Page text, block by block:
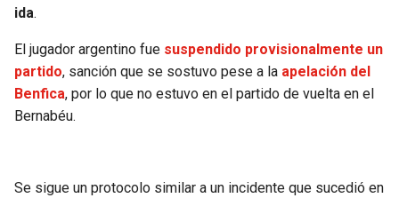
ida.
El jugador argentino fue suspendido provisionalmente un
partido, sanción que se sostuvo pese a la apelación del
Benfica, por lo que no estuvo en el partido de vuelta en el
Bernabéu.
Se sigue un protocolo similar a un incidente que sucedió en